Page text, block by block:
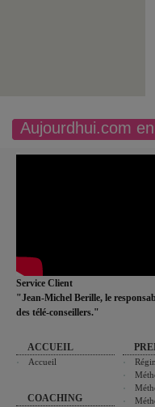
Aujourdhui.com
Service Client
"Jean-Michel Berille, le
des télé-conseillers."
ACCUEIL
Accueil
COACHING